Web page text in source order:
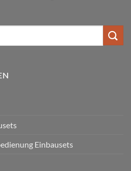
Einbausets